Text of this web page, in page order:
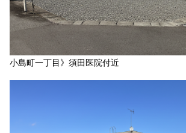
小島町一丁目》須田医院付近